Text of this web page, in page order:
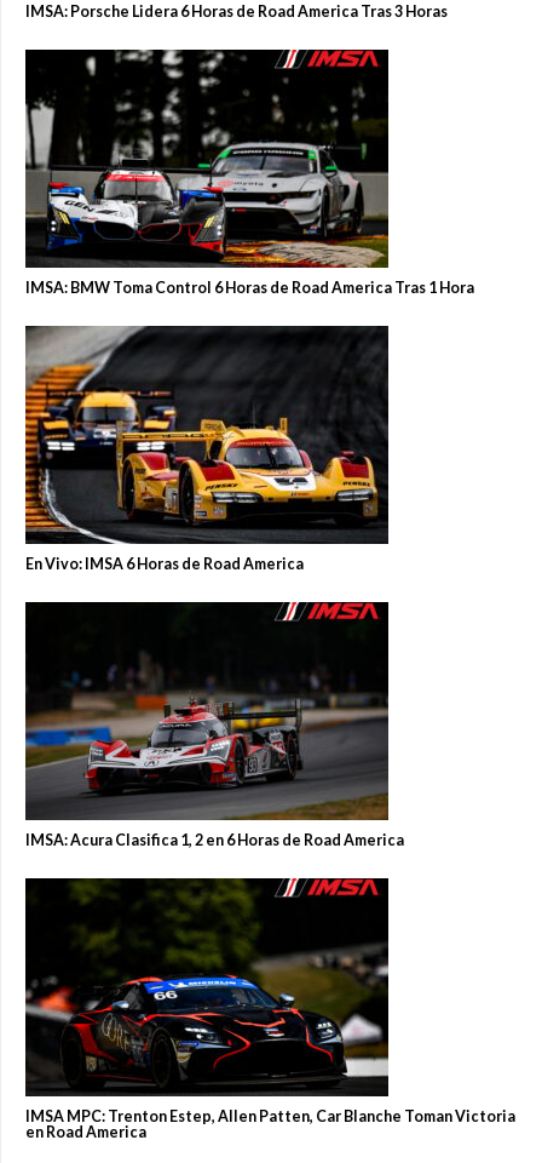
IMSA: Porsche Lidera 6 Horas de Road America Tras 3 Horas
IMSA: BMW Toma Control 6 Horas de Road America Tras 1 Hora
En Vivo: IMSA 6 Horas de Road America
IMSA: Acura Clasifica 1, 2 en 6 Horas de Road America
IMSA MPC: Trenton Estep, Allen Patten, Car Blanche Toman Victoria
en Road America